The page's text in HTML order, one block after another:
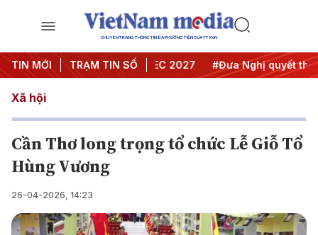
CHUYÊN TRANG THÔNG TIN ĐA PHƯƠNG TIỆN CỦA TTXVN
TIN MỚI TRẠM TIN SỐ
Trung ương 3 #APEC 2027 #Đưa Nghị quyết thành
Xã hội
Cần Thơ long trọng tổ chức Lễ Giỗ Tổ
Hùng Vương
26-04-2026, 14:23